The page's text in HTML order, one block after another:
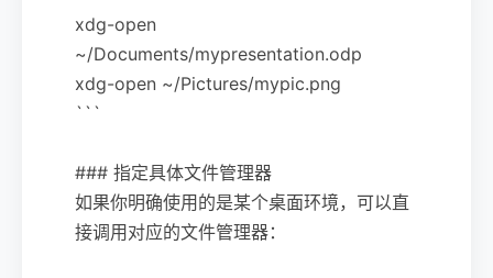
xdg-open
~/Documents/mypresentation.odp
xdg-open ~/Pictures/mypic.png
```
### 指定具体文件管理器
如果你明确使用的是某个桌面环境，可以直
接调用对应的文件管理器：